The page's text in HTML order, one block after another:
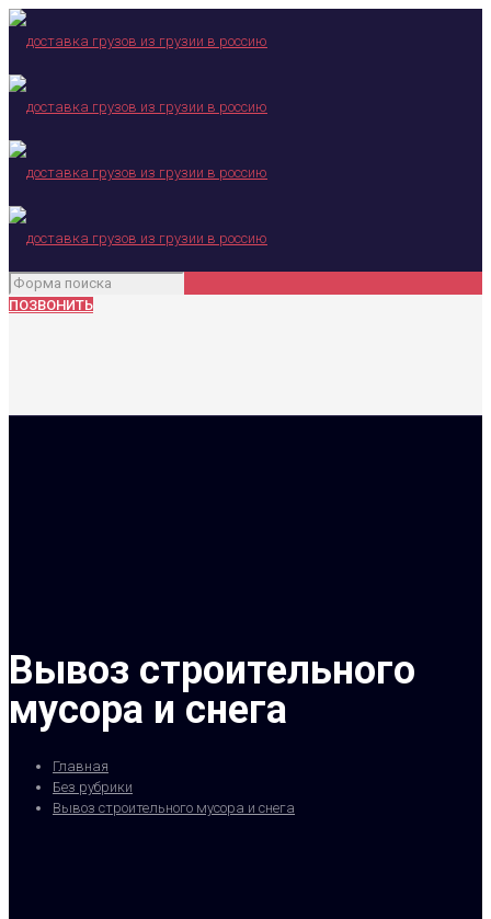
ПОЗВОНИТЬ
Вывоз строительного
мусора и снега
Главная
Без рубрики
Вывоз строительного мусора и снега